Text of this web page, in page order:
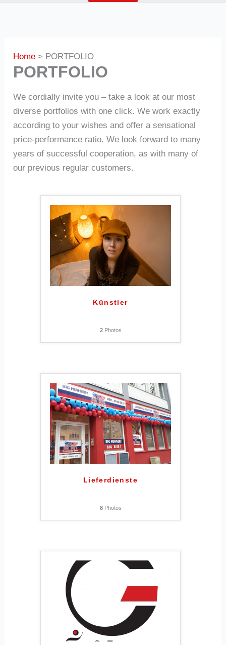
Home PORTFOLIO
PORTFOLIO
We cordially invite you – take a look at our most
diverse portfolios with one click. We work exactly
according to your wishes and offer a sensational
price-performance ratio. We look forward to many
years of successful cooperation, as with many of
our previous regular customers.
Künstler
2Photos
Lieferdienste
8Photos